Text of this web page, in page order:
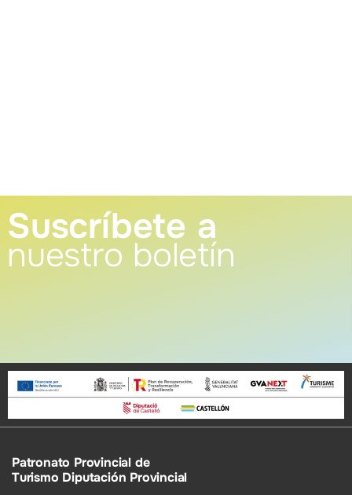
Suscríbete a
nuestro boletín
Patronato Provincial de
Turismo Diputación Provincial